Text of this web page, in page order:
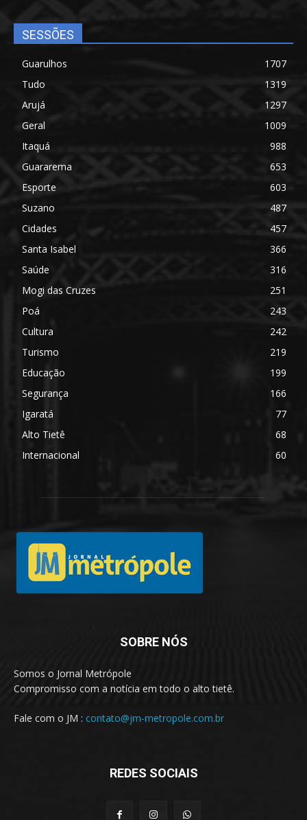
SESSÕES
Guarulhos
1707
Tudo
1319
Arujá
1297
Geral
1009
Itaquá
988
Guararema
653
Esporte
603
Suzano
487
Cidades
457
Santa Isabel
366
Saúde
316
Mogi das Cruzes
251
Poá
243
Cultura
242
Turismo
219
Educação
199
Segurança
166
Igaratá
77
Alto Tietê
68
Internacional
60
SOBRE NÓS
Somos o Jornal Metrópole
Compromisso com a notícia em todo o alto tietê.
Fale com o JM : contato@jm-metropole.com.br
REDES SOCIAIS